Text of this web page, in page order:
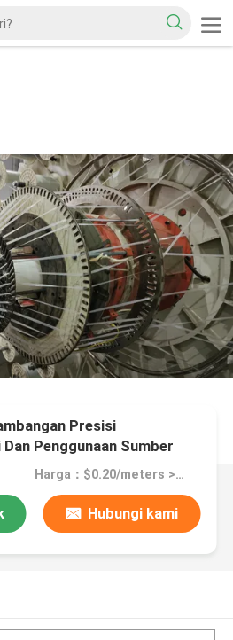
Presisi
Penggunaan Sumber
Limbah
Harga：$0.20/meters >=500 meters
Hubungi kami